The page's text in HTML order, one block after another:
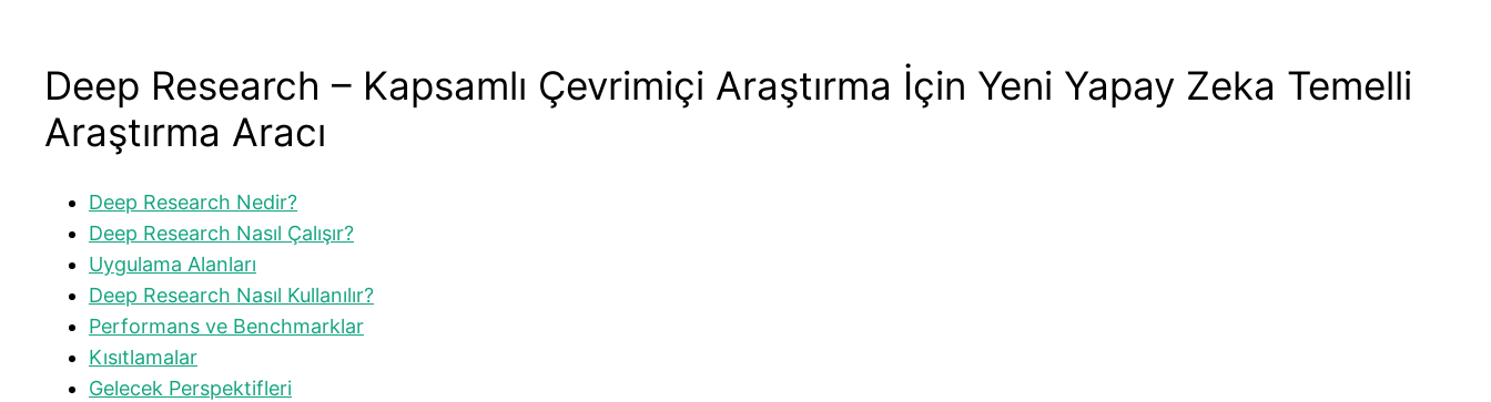
Deep Research – Kapsamlı Çevrimiçi Araştırma İçin Yeni Yapay Zeka Temelli
Araştırma Aracı
Deep Research Nedir?
Deep Research Nasıl Çalışır?
Uygulama Alanları
Deep Research Nasıl Kullanılır?
Performans ve Benchmarklar
Kısıtlamalar
Gelecek Perspektifleri